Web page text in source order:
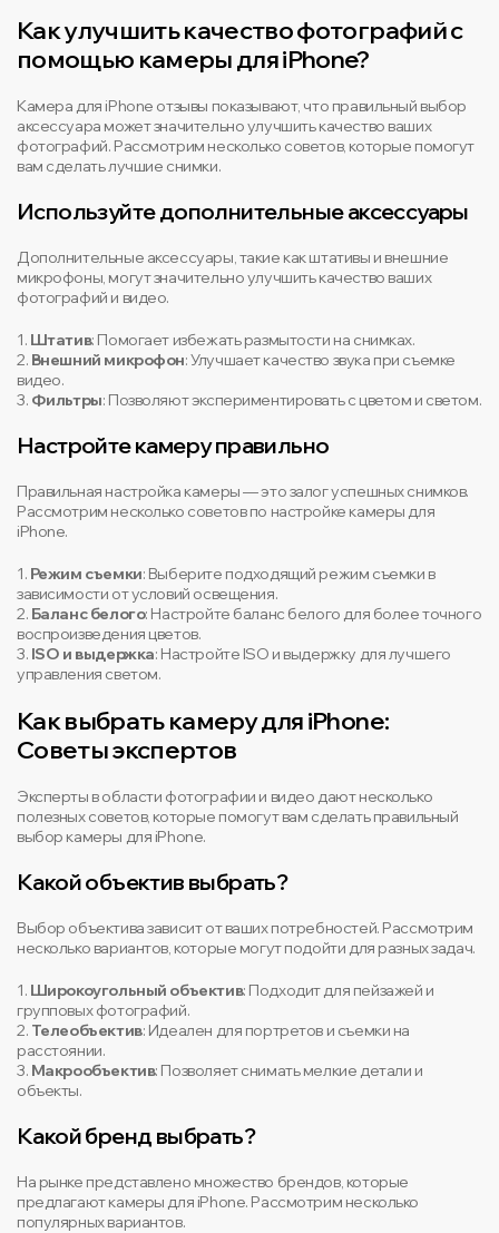
Как улучшить качество фотографий с
помощью камеры для iPhone?
Камера для iPhone отзывы показывают, что правильный выбор
аксессуара может значительно улучшить качество ваших
фотографий. Рассмотрим несколько советов, которые помогут
вам сделать лучшие снимки.
Используйте дополнительные аксессуары
Дополнительные аксессуары, такие как штативы и внешние
микрофоны, могут значительно улучшить качество ваших
фотографий и видео.
1. Штатив: Помогает избежать размытости на снимках.
2. Внешний микрофон: Улучшает качество звука при съемке
видео.
3. Фильтры: Позволяют экспериментировать с цветом и светом.
Настройте камеру правильно
Правильная настройка камеры — это залог успешных снимков.
Рассмотрим несколько советов по настройке камеры для
iPhone.
1. Режим съемки: Выберите подходящий режим съемки в
зависимости от условий освещения.
2. Баланс белого: Настройте баланс белого для более точного
воспроизведения цветов.
3. ISO и выдержка: Настройте ISO и выдержку для лучшего
управления светом.
Как выбрать камеру для iPhone:
Советы экспертов
Эксперты в области фотографии и видео дают несколько
полезных советов, которые помогут вам сделать правильный
выбор камеры для iPhone.
Какой объектив выбрать?
Выбор объектива зависит от ваших потребностей. Рассмотрим
несколько вариантов, которые могут подойти для разных задач.
1. Широкоугольный объектив: Подходит для пейзажей и
групповых фотографий.
2. Телеобъектив: Идеален для портретов и съемки на
расстоянии.
3. Макрообъектив: Позволяет снимать мелкие детали и
объекты.
Какой бренд выбрать?
На рынке представлено множество брендов, которые
предлагают камеры для iPhone. Рассмотрим несколько
популярных вариантов.